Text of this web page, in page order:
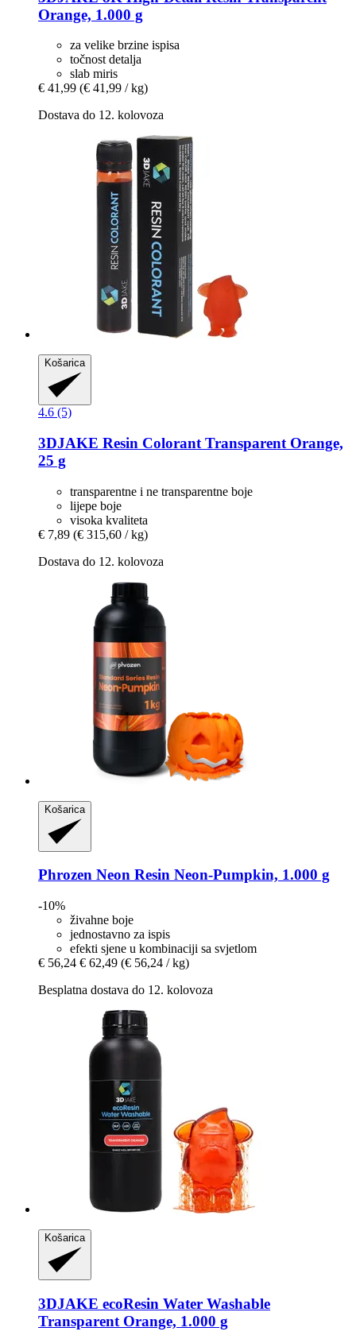
Orange, 1.000 g
za velike brzine ispisa
točnost detalja
slab miris
€ 41,99 (€ 41,99 / kg)
Dostava do 12. kolovoza
Košarica
4.6 (5)
3DJAKE Resin Colorant Transparent Orange,
25 g
transparentne i ne transparentne boje
lijepe boje
visoka kvaliteta
€ 7,89 (€ 315,60 / kg)
Dostava do 12. kolovoza
Košarica
Phrozen Neon Resin Neon-​Pumpkin, 1.000 g
-10%
živahne boje
jednostavno za ispis
efekti sjene u kombinaciji sa svjetlom
€ 56,24 € 62,49 (€ 56,24 / kg)
Besplatna dostava do 12. kolovoza
Košarica
3DJAKE ecoResin Water Washable
Transparent Orange, 1.000 g